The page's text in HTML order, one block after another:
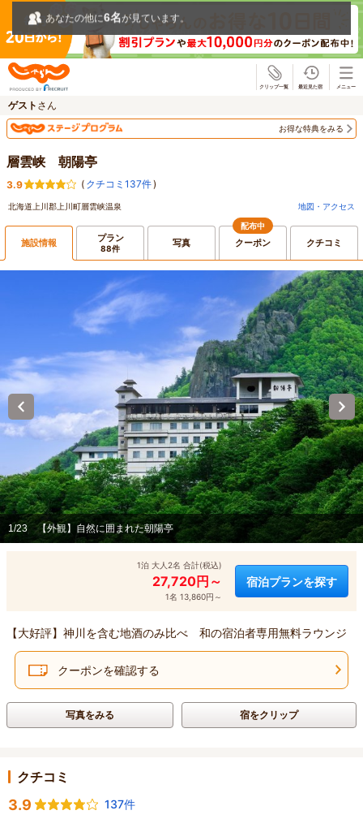
ゲスト さん
お得な特典をみる
層雲峡 朝陽亭
3.9 ( クチコミ137件)
北海道上川郡上川町層雲峡温泉 地図・アクセス
施設情報 プラン
88件 写真
配布中
クーポン クチコミ
1/23 【外観】自然に囲まれた朝陽亭
1泊 大人2名 合計(税込)
27,720円～
1名 13,860円～
宿泊プランを探す
【大好評】神川を含む地酒のみ比べ 和の宿泊者専用無料ラウンジ
クーポンを確認する
写真をみる 宿をクリップ
クチコミ
3.9
137件
あなたの他に6名が見ています。